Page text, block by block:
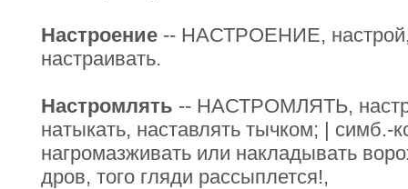
Настроение -- НАСТРОЕНИЕ, настрой,
настраивать.
Настромлять -- НАСТРОМЛЯТЬ,
натыкать, наставлять тычком; | симб.-
нагромазживать или накладывать
дров, того гляди рассыплется!,